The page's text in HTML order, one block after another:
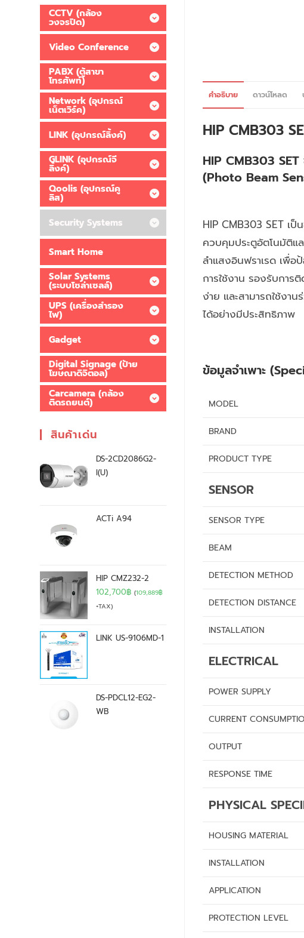
คำอธิบาย ดาวน์โหลด
HIP CMB303
HIP CMB303 SET
(Photo Beam
HIP CMB303 SET เ
ควบคุมประตูอัตโนมัติแ
ลำแสงอินฟราเรด เพื่
การใช้งาน รองรับการ
ง่าย และสามารถใช้งา
ได้อย่างมีประสิทธิภาพ
ข้อมูลจำเพาะ
MODEL
BRAND
PRODUCT TYPE
SENSOR
SENSOR TYPE
BEAM
DETECTION METHOD
DETECTION DISTANCE
INSTALLATION
ELECTRICAL
POWER SUPPLY
CURRENT
OUTPUT
RESPONSE TIME
PHYSICAL
HOUSING MATERIAL
INSTALLATION
APPLICATION
PROTECTION LEVEL
CCTV (กล้อง
วงจรปิด)
Video Conference
PABX (ตู้สาขา
โทรศัพท์)
Network (อุปกรณ์
เน็ตเวิร์ค)
LINK (อุปกรณ์ลิ้งค์)
GLINK (อุปกรณ์จี
ลิ้งค์)
Qoolis (อุปกรณ์คู
ลิส)
Security Systems
Smart Home
Solar Systems
(ระบบโซล่าเซลล์)
UPS (เครื่องสำรอง
ไฟ)
Gadget
Digital Signage (ป้าย
โฆษณาดิจิตอล)
Carcamera (กล้อง
ติดรถยนต์)
สินค้าเด่น
DS-2CD2086G2-
I(U)
ACTi A94
HIP CMZ232-2
102,700฿ (109,889฿
+TAX)
LINK US-9106MD-1
DS-PDCL12-EG2-
WB